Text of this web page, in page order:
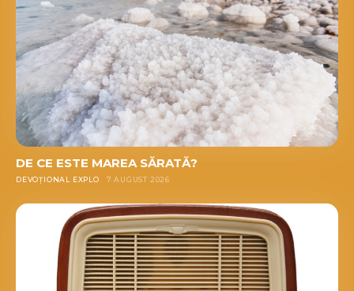
DE CE ESTE MAREA SĂRATĂ?
DEVOȚIONAL EXPLO 7 AUGUST 2026